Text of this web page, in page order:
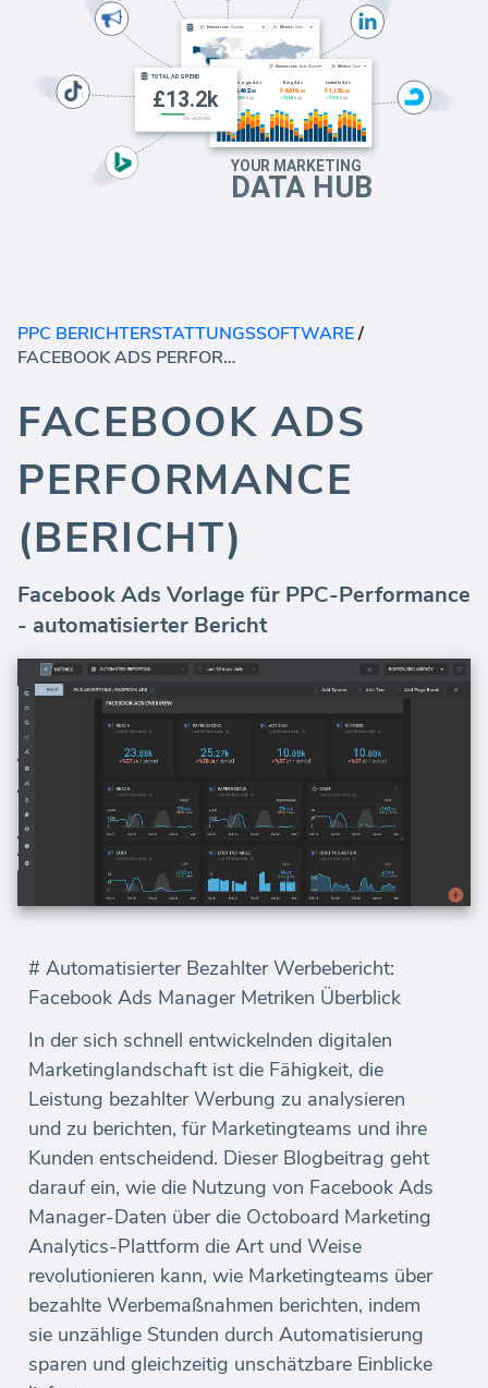
PPC BERICHTERSTATTUNGSSOFTWARE/
FACEBOOK ADS PERFORMANCE (BERICHT)
FACEBOOK ADS
PERFORMANCE
(BERICHT)
Facebook Ads Vorlage für PPC-Performance
- automatisierter Bericht
# Automatisierter Bezahlter Werbebericht:
Facebook Ads Manager Metriken Überblick
In der sich schnell entwickelnden digitalen
Marketinglandschaft ist die Fähigkeit, die
Leistung bezahlter Werbung zu analysieren
und zu berichten, für Marketingteams und ihre
Kunden entscheidend. Dieser Blogbeitrag geht
darauf ein, wie die Nutzung von Facebook Ads
Manager-Daten über die Octoboard Marketing
Analytics-Plattform die Art und Weise
revolutionieren kann, wie Marketingteams über
bezahlte Werbemaßnahmen berichten, indem
sie unzählige Stunden durch Automatisierung
sparen und gleichzeitig unschätzbare Einblicke